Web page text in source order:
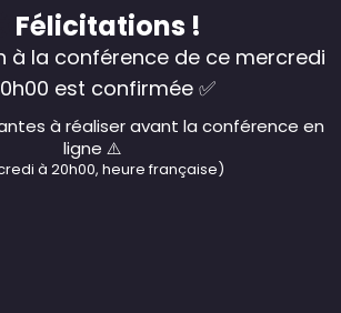
Félicitations !
à la conférence de ce mercredi
est confirmée ✅
à réaliser avant la conférence en
ligne ⚠️
à 20h00, heure française)